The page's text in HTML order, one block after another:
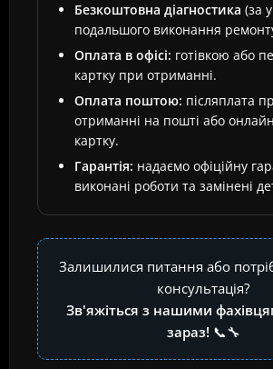
Безкоштовна діагностика (за
подальшого виконання
Оплата в офісі: готівкою або
картку при отриманні.
Оплата поштою: післяплата
отриманні на пошті або
картку.
Гарантія: надаємо офіційну
виконані роботи та замінені
Залишилися питання або
консультація?
Зв'яжіться з нашими
зараз! 📞🔧